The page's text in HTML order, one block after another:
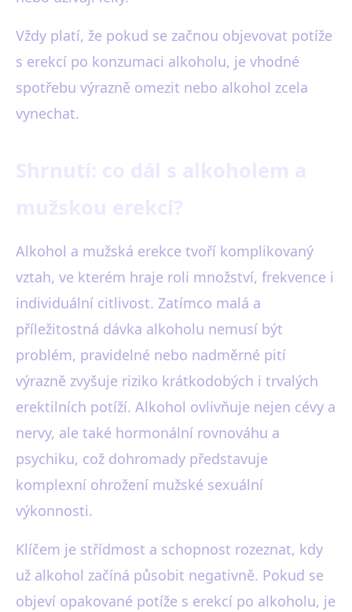
Vždy platí, že pokud se začnou objevovat potíže
s erekcí po konzumaci alkoholu, je vhodné
spotřebu výrazně omezit nebo alkohol zcela
vynechat.
Alkohol a mužská erekce tvoří komplikovaný
vztah, ve kterém hraje roli množství, frekvence i
individuální citlivost. Zatímco malá a
příležitostná dávka alkoholu nemusí být
problém, pravidelné nebo nadměrné pití
výrazně zvyšuje riziko krátkodobých i trvalých
erektilních potíží. Alkohol ovlivňuje nejen cévy a
nervy, ale také hormonální rovnováhu a
psychiku, což dohromady představuje
komplexní ohrožení mužské sexuální
výkonnosti.
Klíčem je střídmost a schopnost rozeznat, kdy
už alkohol začíná působit negativně. Pokud se
objeví opakované potíže s erekcí po alkoholu, je